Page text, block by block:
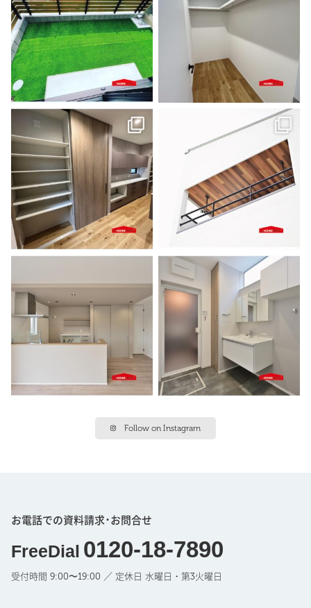
Follow on Instagram
お電話での資料請求･お問合せ
FreeDial 0120-18-7890
受付時間 9:00〜19:00 ／ 定休日 水曜日・第3火曜日